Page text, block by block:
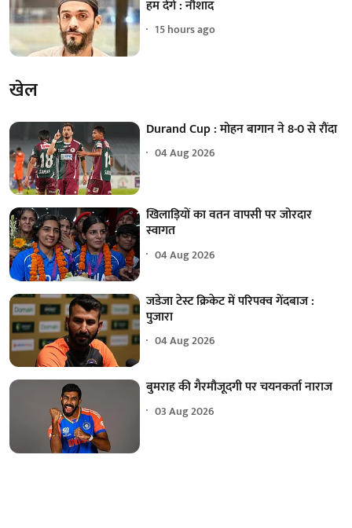
हम देंगे : नौशाद
15 hours ago
खेल
Durand Cup : मोहन बागान ने 8-0 से रौंदा
04 Aug 2026
खिलाड़ियों का वतन वापसी पर जोरदार
स्वागत
04 Aug 2026
जडेजा टेस्ट क्रिकेट में परिपक्व गेंदबाज :
पुजारा
04 Aug 2026
बुमराह की गैरमौजूदगी पर चयनकर्ता नाराज
03 Aug 2026